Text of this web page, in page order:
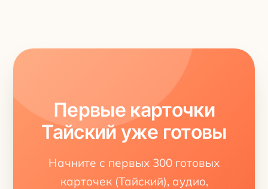
Первые карточки
Тайский уже готовы
Начните с первых 300 готовых
карточек (Тайский), аудио,